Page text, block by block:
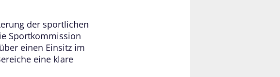
der sportlichen
Sportkommission
einen Einsitz im
eine klare